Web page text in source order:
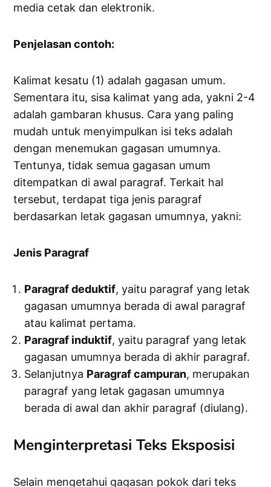
media cetak dan elektronik.
Penjelasan contoh:
Kalimat kesatu (1) adalah gagasan umum.
Sementara itu, sisa kalimat yang ada, yakni 2-4
adalah gambaran khusus. Cara yang paling
mudah untuk menyimpulkan isi teks adalah
dengan menemukan gagasan umumnya.
Tentunya, tidak semua gagasan umum
ditempatkan di awal paragraf. Terkait hal
tersebut, terdapat tiga jenis paragraf
berdasarkan letak gagasan umumnya, yakni:
Jenis Paragraf
Paragraf deduktif, yaitu paragraf yang letak
gagasan umumnya berada di awal paragraf
atau kalimat pertama.
Paragraf induktif, yaitu paragraf yang letak
gagasan umumnya berada di akhir paragraf.
Selanjutnya Paragraf campuran, merupakan
paragraf yang letak gagasan umumnya
berada di awal dan akhir paragraf (diulang).
Menginterpretasi Teks Eksposisi
Selain mengetahui gagasan pokok dari teks